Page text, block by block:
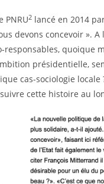
PNRU2 lancé en 2014
devons concevoir ».
quoique
présidentielle,
cas-sociologie
cette histoire au